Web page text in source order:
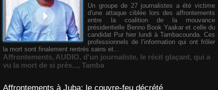
Un groupe de 27 journalistes a été victime
d'une attaque ciblée lors des affrontements
entre la coalition de la mouvance
présidentielle Benno Book Yaakar et celle du
candidat Pur hier lundi à Tambacounda. Ces
professionnels de l’information qui ont frôler
la mort sont finalement rentrés sains et...
Affrontements, AUDIO, d'un journaliste, le récit glaçant, qui a
vu la mort de si près..., Tamba
Affrontements à Juba: le couvre-feu décrété